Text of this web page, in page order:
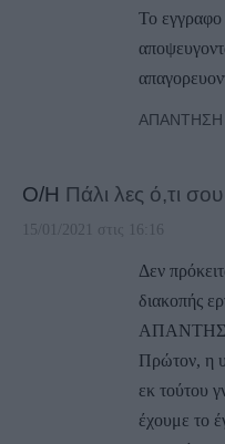
Το εγγραφο
ΑΠΆΝΤΗΣΗ
Ο/Η Πάλι λες ό,τι σου
15/01/2021 στις 16:16
Δεν
διακοπής
Πρώτον, η
εκ τούτου
έχουμε το